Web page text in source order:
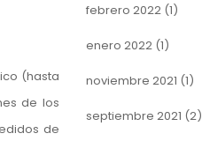
(hasta
de los
de
febrero 2022(1)
enero 2022(1)
noviembre 2021 (1)
septiembre 2021 (2)